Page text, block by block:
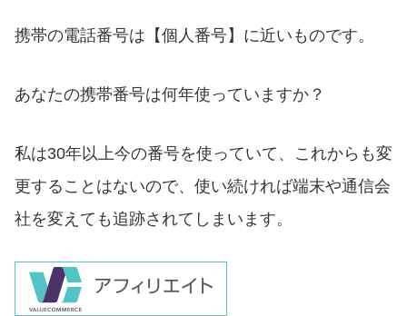
携帯の電話番号は【個人番号】に近いものです。
あなたの携帯番号は何年使っていますか？
私は30年以上今の番号を使っていて、これからも変
更することはないので、使い続ければ端末や通信会
社を変えても追跡されてしまいます。